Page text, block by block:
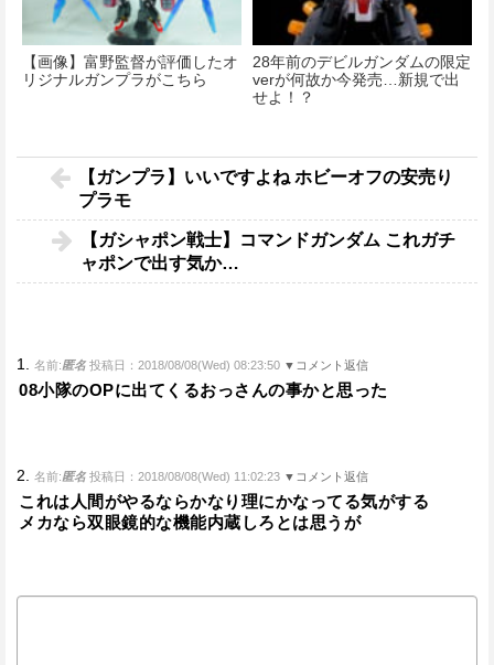
【画像】富野監督が評価したオ
リジナルガンプラがこちら
28年前のデビルガンダムの限定
verが何故か今発売…新規で出
せよ！？
【ガンプラ】いいですよね ホビーオフの安売り
プラモ
【ガシャポン戦士】コマンドガンダム これガチ
ャポンで出す気か…
1. 名前:匿名 投稿日：2018/08/08(Wed) 08:23:50 ▼コメント返信
08小隊のOPに出てくるおっさんの事かと思った
2. 名前:匿名 投稿日：2018/08/08(Wed) 11:02:23 ▼コメント返信
これは人間がやるならかなり理にかなってる気がする
メカなら双眼鏡的な機能内蔵しろとは思うが